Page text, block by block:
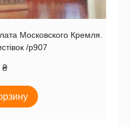
Московского Кремля.
/р907
₴